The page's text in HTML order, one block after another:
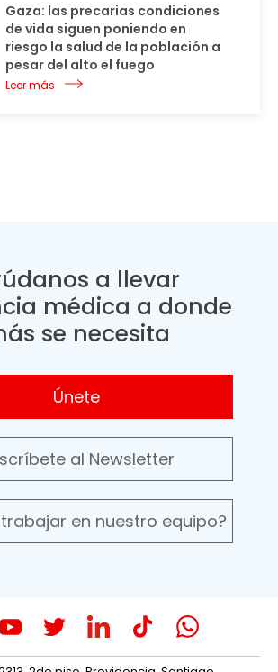
Gaza: las precarias condiciones
de vida siguen poniendo en
riesgo la salud de la población a
pesar del alto el fuego
Leer más
a llevar
médica a donde
se necesita
Únete
al Newsletter
en nuestro equipo?